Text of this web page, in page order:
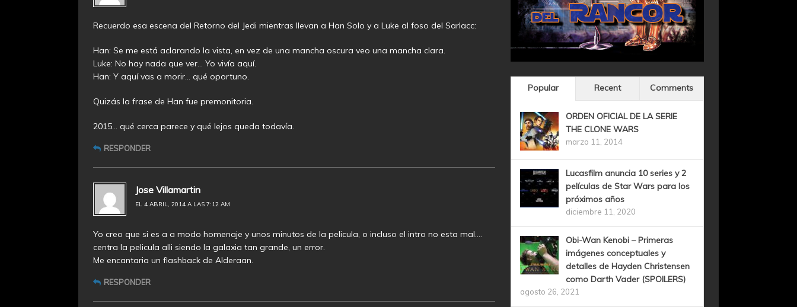
Recuerdo esa escena del Retorno del Jedi mientras llevan a Han Solo y a Luke al foso del Sarlacc:
Han: Se me está aclarando la vista, en vez de una mancha oscura veo una mancha clara.
Luke: No hay nada que ver… Yo vivía aquí.
Han: Y aquí vas a morir… qué oportuno.
Quizás la frase de Han fue premonitoria.
2015… qué cerca parece y qué lejos queda todavía.
RESPONDER
Jose Villamartin
EL 4 ABRIL, 2014 A LAS 7:12 AM
Yo creo que si es a a modo homenaje y unos minutos de la pelicula, o incluso el intro no esta mal….
centra la pelicula alli siendo la galaxia tan grande, un error.
Me encantaria un flashback de Alderaan.
RESPONDER
Popular Recent Comments
ORDEN OFICIAL DE LA SERIE
THE CLONE WARS
marzo 11, 2014
Lucasfilm anuncia 10 series y 2
películas de Star Wars para los
próximos años
diciembre 11, 2020
Obi-Wan Kenobi – Primeras
imágenes conceptuales y
detalles de Hayden Christensen
como Darth Vader (SPOILERS)
agosto 26, 2021